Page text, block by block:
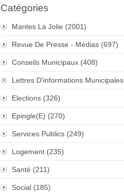
Catégories
Mantes La Jolie (2001)
Revue De Presse - Médias (697)
Conseils Municipaux (408)
Lettres D'informations Municipales
Elections (326)
Epingle(e) (270)
Services Publics (249)
Logement (235)
Santé (211)
Social (185)